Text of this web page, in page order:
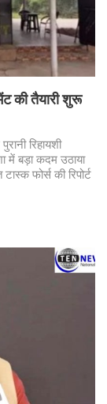
की तैयारी शुरू
रिहायशी
में बड़ा कदम उठाया
फोर्स की रिपोर्ट